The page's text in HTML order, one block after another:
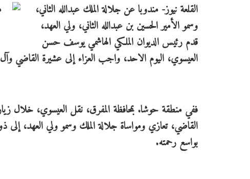
القلعة نيوز- مندوبا عن جلالة الملك عبدالله الثاني،
وسمو الأمير الحسين بن عبدالله الثاني، ولي العهد،
قدم رئيس الديوان الملكي الهاشمي يوسف حسن
العيسوي، اليوم الاحد، واجب العزاء إلى عشيرة القاضي
ففي منطقة حوشا. بمحافظة المفرق، نقل العيسوي، خلال
القاضي، تعازي ومواساة جلالة الملك وسمو ولي العهد،
بواسع رحمته.